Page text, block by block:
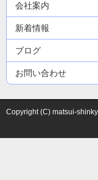
会社案内
新着情報
ブログ
お問い合わせ
Copyright (C) matsui-